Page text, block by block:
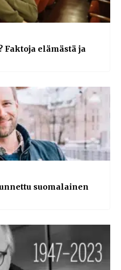
Faktoja elämästä ja
suomalainen